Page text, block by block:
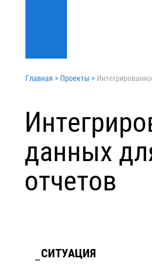
Главная > Проекты >
данных
отчетов
СИТУАЦИЯ